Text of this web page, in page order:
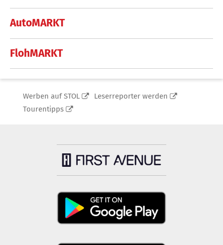
AutoMARKT
FlohMARKT
Werben auf STOL
Leserreporter werden
Tourentipps